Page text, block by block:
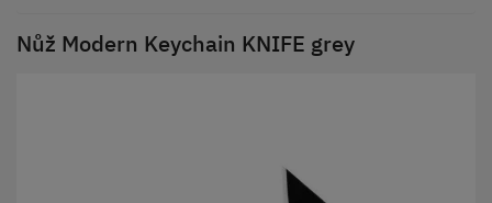
Nůž Modern Keychain KNIFE grey